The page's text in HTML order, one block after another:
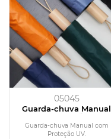
05045
Guarda-chuva Manual
Guarda-chuva Manual com
Proteção UV.